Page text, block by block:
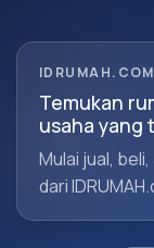
IDRUMAH.COM
Temukan
usaha yang
Mulai jual,
dari